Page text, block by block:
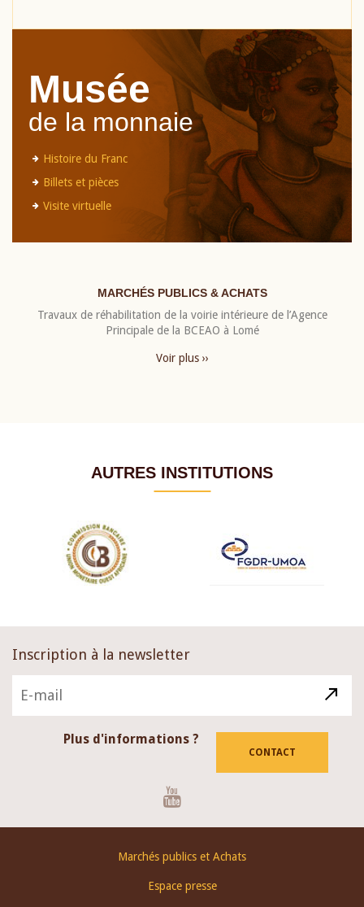
Musée
de la monnaie
Histoire du Franc
Billets et pièces
Visite virtuelle
MARCHÉS PUBLICS & ACHATS
Travaux de réhabilitation de la voirie intérieure de l’Agence
Principale de la BCEAO à Lomé
Voir plus ››
AUTRES INSTITUTIONS
Inscription à la newsletter
Plus d'informations ?
CONTACT
Marchés publics et Achats
Espace presse